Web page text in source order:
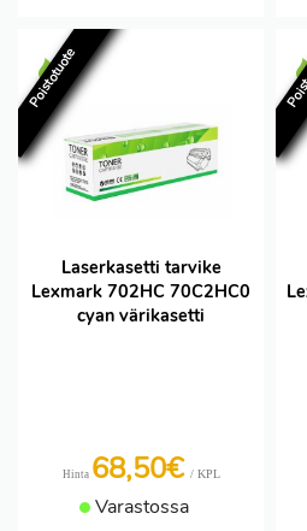
Poistotuote
Laserkasetti tarvike
Lexmark 702HC 70C2HC0
cyan värikasetti
Hinta 68,50€ / KPL
Varastossa